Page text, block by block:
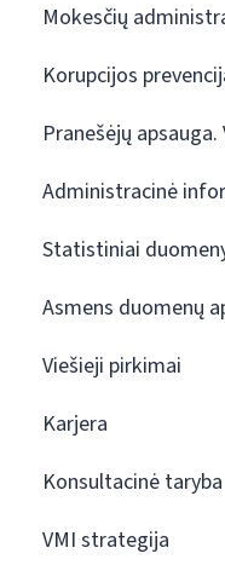
Mokesčių
Korupcijos
Pranešėjų
Administracinė
Statistiniai
Asmens duomenų
Viešieji pirkimai
Karjera
Konsultacinė taryba
VMI strategija